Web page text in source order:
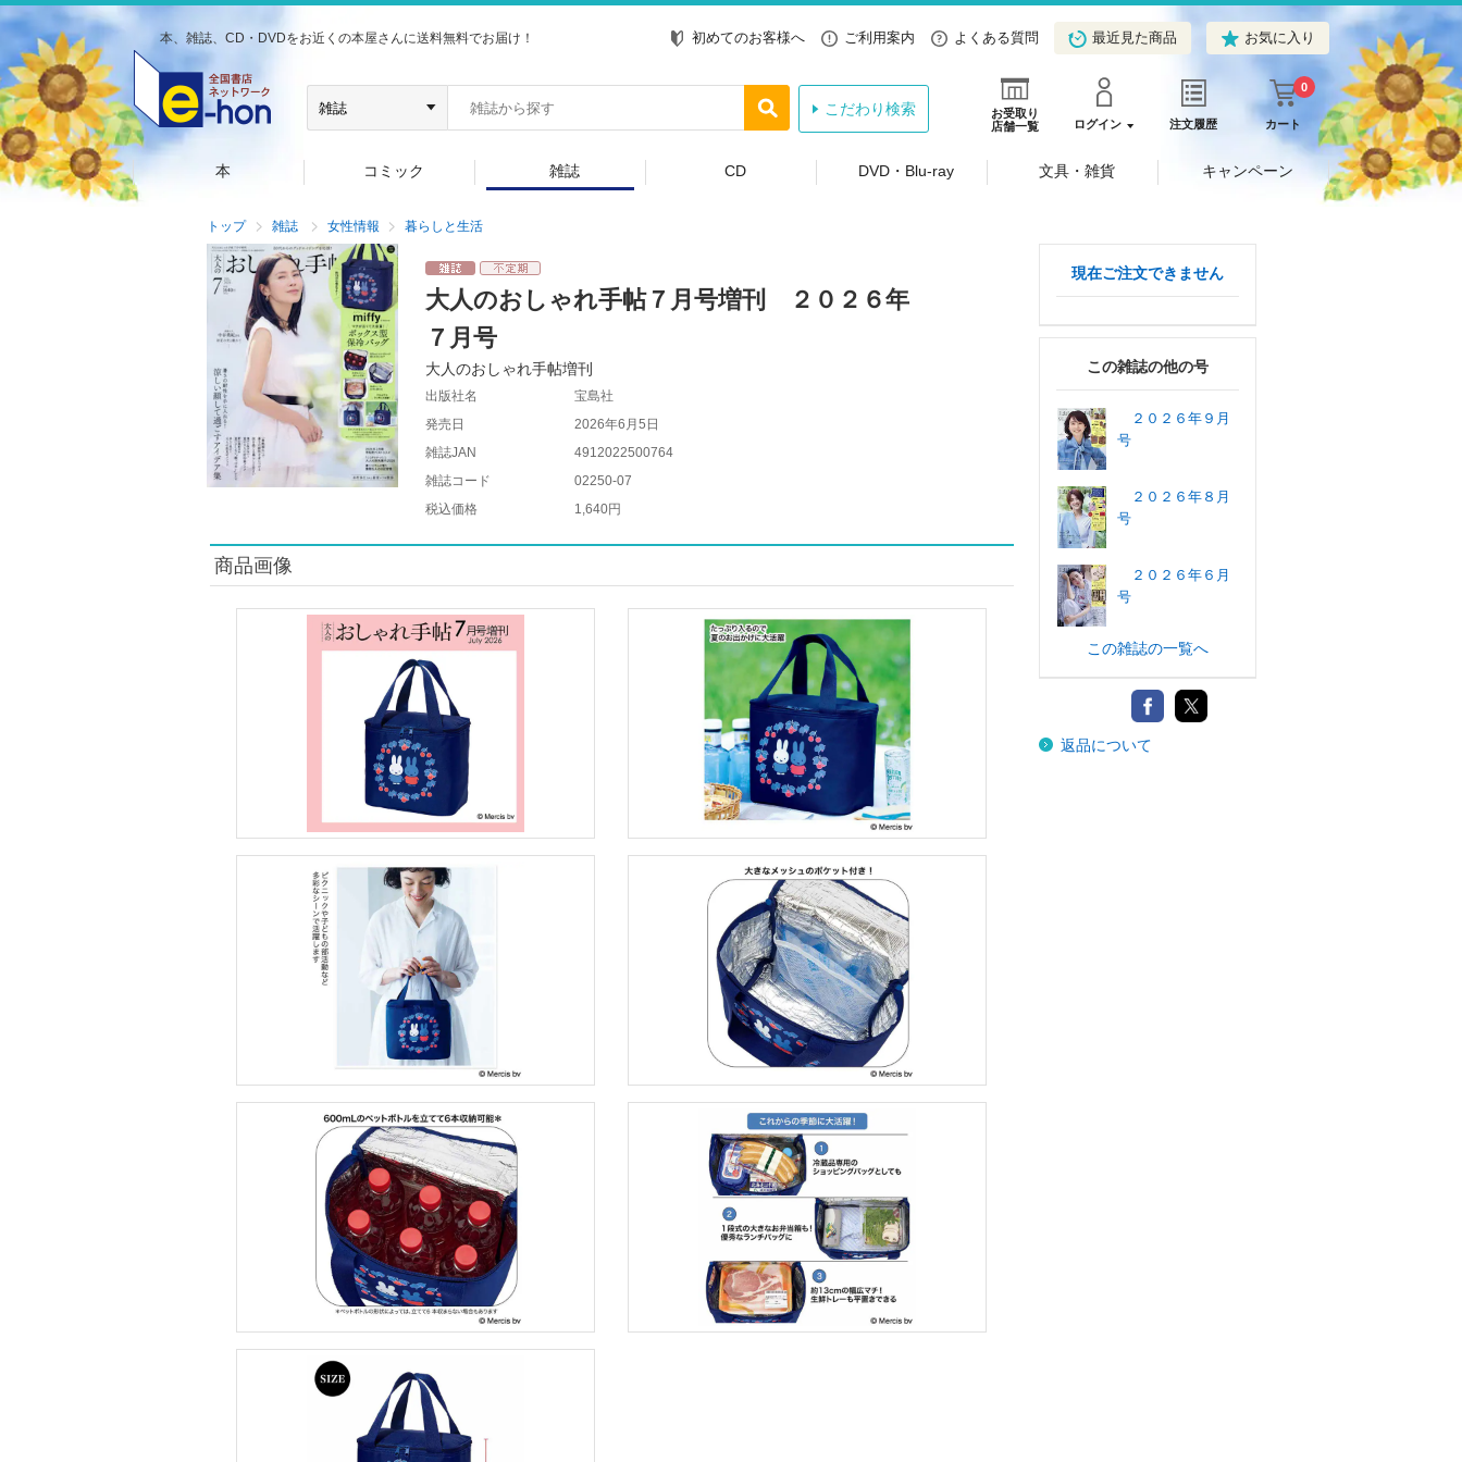
本、雑誌、CD・DVDをお近くの本屋さんに送料無料でお届け！ 初めてのお客様へ ご利用案内 よくある質問 最近見た商品 お気に入り
お受取り
店舗一覧
ログイン 注文履歴 カート
0
こだわり検索
本 コミック 雑誌 CD DVD・Blu-ray 文具・雑貨 キャンペーン
トップ 雑誌 女性情報 暮らしと生活
大人のおしゃれ手帖７月号増刊 ２０２６年
７月号
大人のおしゃれ手帖増刊
出版社名
宝島社
発売日
2026年6月5日
雑誌JAN
4912022500764
雑誌コード
02250-07
税込価格
1,640円
商品画像
現在ご注文できません
この雑誌の他の号
２０２６年９月
号
２０２６年８月
号
２０２６年６月
号
この雑誌の一覧へ
返品について